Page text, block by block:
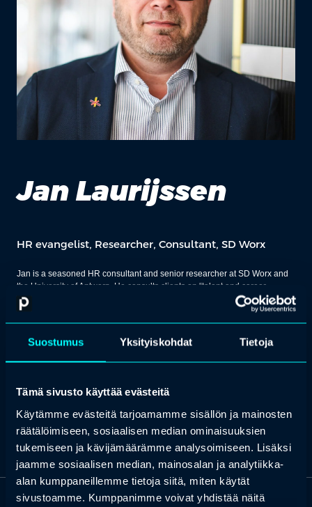
Suostumus Yksityiskohdat Tietoja
Tämä sivusto käyttää evästeitä
Käytämme evästeitä tarjoamamme sisällön ja mainosten
räätälöimiseen, sosiaalisen median ominaisuuksien
tukemiseen ja kävijämäärämme analysoimiseen. Lisäksi
jaamme sosiaalisen median, mainosalan ja analytiikka-
alan kumppaneillemme tietoja siitä, miten käytät
sivustoamme. Kumppanimme voivat yhdistää näitä
Jan Laurijssen
HR evangelist, Researcher, Consultant, SD Worx
Jan is a seasoned HR consultant and senior researcher at SD Worx and
the University of Antwerp. He consults clients on “talent and career
management”, occasionally teaches and is a well-known speaker on the
topic. He co-ordinates the research on “Next Generation Work” conducted
by Prof. Dr. Ans De Vos in the partnership with Antwerp Management
School.